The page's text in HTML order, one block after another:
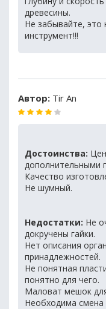
древесины.
Не забывайте, это
инструмент!!!
Автор: Tir An
Достоинства:
дополнительными
Качество
Не шумный.
Недостатки: Не
докручены гайки.
Нет описания
принадлежностей.
Не понятная
понятно для чего.
Маловат мешок
Необходима смена